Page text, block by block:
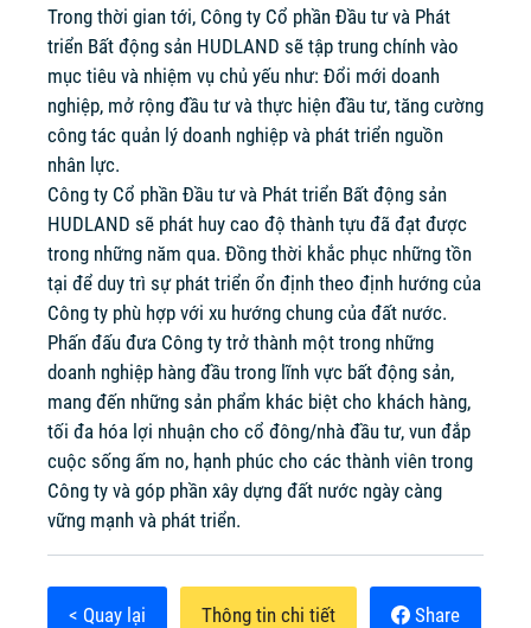
Trong thời gian tới, Công ty Cổ phần Đầu tư và Phát
triển Bất động sản HUDLAND sẽ tập trung chính vào
mục tiêu và nhiệm vụ chủ yếu như: Đổi mới doanh
nghiệp, mở rộng đầu tư và thực hiện đầu tư, tăng cường
công tác quản lý doanh nghiệp và phát triển nguồn
nhân lực.
Công ty Cổ phần Đầu tư và Phát triển Bất động sản
HUDLAND sẽ phát huy cao độ thành tựu đã đạt được
trong những năm qua. Đồng thời khắc phục những tồn
tại để duy trì sự phát triển ổn định theo định hướng của
Công ty phù hợp với xu hướng chung của đất nước.
Phấn đấu đưa Công ty trở thành một trong những
doanh nghiệp hàng đầu trong lĩnh vực bất động sản,
mang đến những sản phẩm khác biệt cho khách hàng,
tối đa hóa lợi nhuận cho cổ đông/nhà đầu tư, vun đắp
cuộc sống ấm no, hạnh phúc cho các thành viên trong
Công ty và góp phần xây dựng đất nước ngày càng
vững mạnh và phát triển.
< Quay lại Thông tin chi tiết Share